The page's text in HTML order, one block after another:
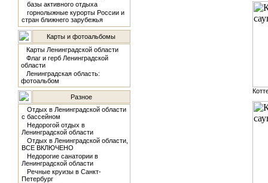
базы активного отдыха
горнолыжные курорты России и
стран ближнего зарубежья
Карты и фотоальбомы
Карты Ленинградской области
Флаг и герб Ленинградской
области
Ленинградская область:
фотоальбом
Разное
Отдых в Ленинградской области
с бассейном
Недорогой отдых в
Ленинградской области
Отдых в Ленинградской области,
ВСЕ ВКЛЮЧЕНО
Недорогие санатории в
Ленинградской области
Речные круизы в Санкт-
Петербург